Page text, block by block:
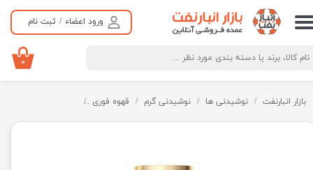
ورود اعضاء / ثبت نام
حساب کاربری من
تغییر گذر واژه
سفارشات
خروج از حساب کاربری
۰
بازار انبارنفت نوشیدنی ها نوشیدنی گرم قهوه فوری